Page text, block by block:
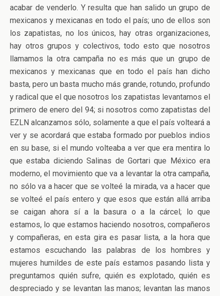
acabar de venderlo. Y resulta que han salido un grupo de
mexicanos y mexicanas en todo el país; uno de ellos son
los zapatistas, no los únicos, hay otras organizaciones,
hay otros grupos y colectivos, todo esto que nosotros
llamamos la otra campaña no es más que un grupo de
mexicanos y mexicanas que en todo el país han dicho
basta, pero un basta mucho más grande, rotundo, profundo
y radical que el que nosotros los zapatistas levantamos el
primero de enero del 94; si nosotros como zapatistas del
EZLN alcanzamos sólo, solamente a que el país volteará a
ver y se acordará que estaba formado por pueblos indios
en su base, si el mundo volteaba a ver que era mentira lo
que estaba diciendo Salinas de Gortari que México era
moderno, el movimiento que va a levantar la otra campaña,
no sólo va a hacer que se volteé la mirada, va a hacer que
se volteé el país entero y que esos que están allá arriba
se caigan ahora sí a la basura o a la cárcel; lo que
estamos, lo que estamos haciendo nosotros, compañeros
y compañeras, en esta gira es pasar lista, a la hora que
estamos escuchando las palabras de los hombres y
mujeres humildes de este país estamos pasando lista y
preguntamos quién sufre, quién es explotado, quién es
despreciado y se levantan las manos; levantan las manos